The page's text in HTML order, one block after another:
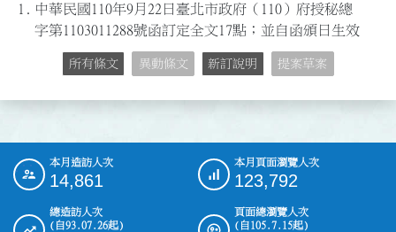
1.
中華民國110年9月22日臺北市政府（110）府授秘總
字第1103011288號函訂定全文17點；並自函頒日生效
所有條文 異動條文 新訂說明 提案草案
::: 本月造訪人次
14,861
本月頁面瀏覽人次
123,792
總造訪人次
(自93.07.26起)
頁面總瀏覽人次
(自105.7.15起)